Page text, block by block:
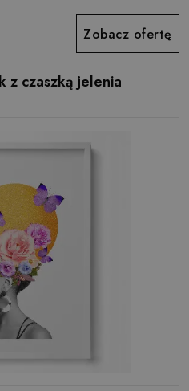
Zobacz ofertę
z czaszką jelenia